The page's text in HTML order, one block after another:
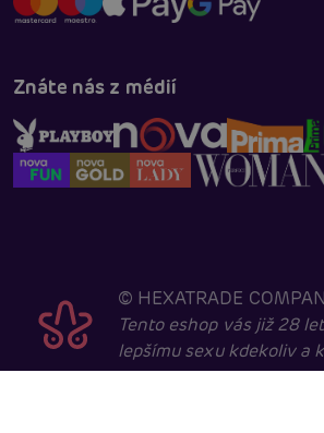
Znáte nás z médií
© HEXATRADE
Tento eshop vás již 28
lepšímu sexu kdekoliv a